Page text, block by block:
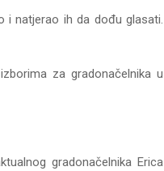
i natjerao ih da dođu glasati.
za gradonačelnika u
gradonačelnika Erica